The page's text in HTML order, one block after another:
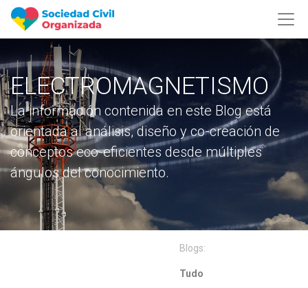
ELECTROMAGNETISMO
La información contenida en este Blog está
orientada al análisis, diseño y co-creación de
conceptos eco-eficientes desde múltiples
ángulos del conocimiento.
Blogs:
Tudo